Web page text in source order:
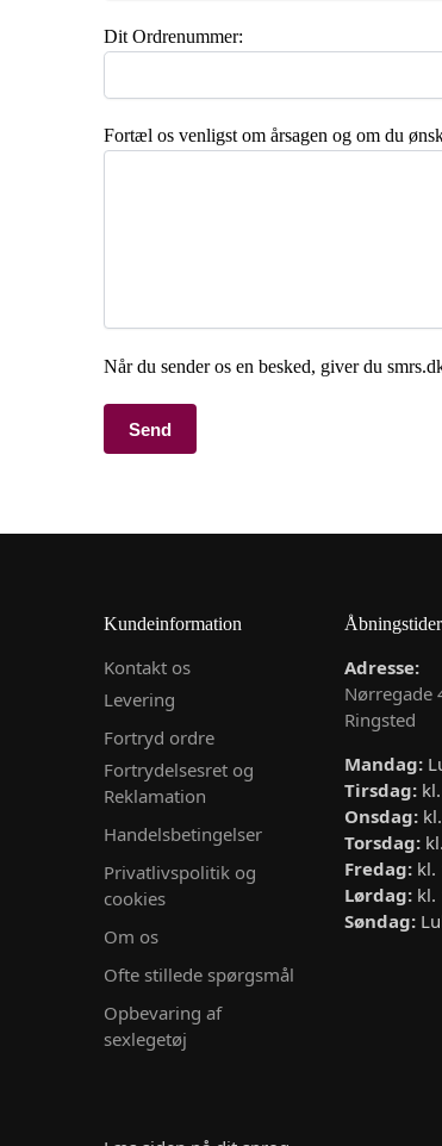
Dit Ordrenummer:
Fortæl os venligst om årsagen og om du
Når du sender os en besked, giver du
Kundeinformation
Kontakt os
Levering
Fortryd ordre
Fortrydelsesret og
Reklamation
Handelsbetingelser
Privatlivspolitik og
cookies
Om os
Ofte stillede spørgsmål
Opbevaring af
sexlegetøj
Åbningstider
Adresse:
Nørregade
Ringsted
Mandag:
Tirsdag:kl.
Onsdag:kl.
Torsdag:
Fredag:kl.
Lørdag:kl.
Søndag: